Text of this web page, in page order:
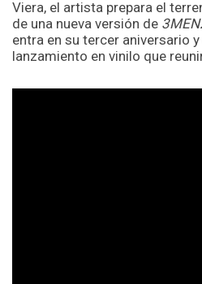
Viera, el artista prepara el
de una nueva versión de
entra en su tercer aniversario
lanzamiento en vinilo que